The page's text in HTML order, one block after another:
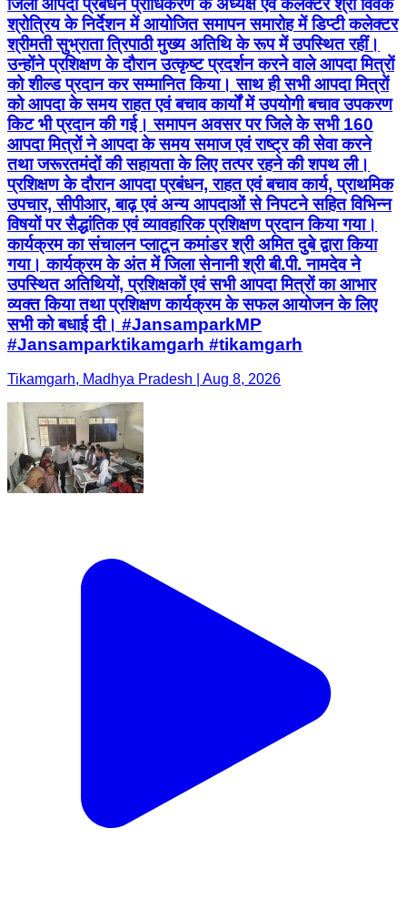
श्रोत्रिय के निर्देशन में आयोजित समापन समारोह में डिप्टी कलेक्टर
श्रीमती सुभ्राता त्रिपाठी मुख्य अतिथि के रूप में उपस्थित रहीं।
उन्होंने प्रशिक्षण के दौरान उत्कृष्ट प्रदर्शन करने वाले आपदा मित्रों
को शील्ड प्रदान कर सम्मानित किया। साथ ही सभी आपदा मित्रों
को आपदा के समय राहत एवं बचाव कार्यों में उपयोगी बचाव उपकरण
किट भी प्रदान की गई। समापन अवसर पर जिले के सभी 160
आपदा मित्रों ने आपदा के समय समाज एवं राष्ट्र की सेवा करने
तथा जरूरतमंदों की सहायता के लिए तत्पर रहने की शपथ ली।
प्रशिक्षण के दौरान आपदा प्रबंधन, राहत एवं बचाव कार्य, प्राथमिक
उपचार, सीपीआर, बाढ़ एवं अन्य आपदाओं से निपटने सहित विभिन्न
विषयों पर सैद्धांतिक एवं व्यावहारिक प्रशिक्षण प्रदान किया गया।
कार्यक्रम का संचालन प्लाटून कमांडर श्री अमित दुबे द्वारा किया
गया। कार्यक्रम के अंत में जिला सेनानी श्री बी.पी. नामदेव ने
उपस्थित अतिथियों, प्रशिक्षकों एवं सभी आपदा मित्रों का आभार
व्यक्त किया तथा प्रशिक्षण कार्यक्रम के सफल आयोजन के लिए
सभी को बधाई दी। #JansamparkMP
#Jansamparktikamgarh #tikamgarh
Tikamgarh, Madhya Pradesh | Aug 8, 2026